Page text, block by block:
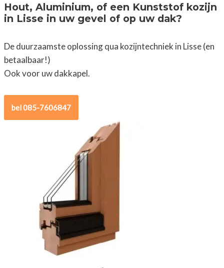
Hout, Aluminium, of een Kunststof kozijn
in Lisse in uw gevel of op uw dak?
De duurzaamste oplossing qua kozijntechniek in Lisse (en
betaalbaar!)
Ook voor uw dakkapel.
bel 085-7606847